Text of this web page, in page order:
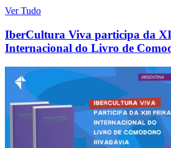
Ver Tudo
IberCultura Viva participa da
Internacional do Livro de